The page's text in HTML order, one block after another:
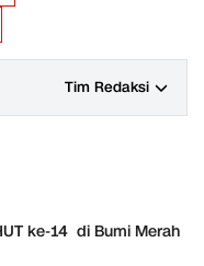
Tim Redaksi
ke-14 di Bumi Merah